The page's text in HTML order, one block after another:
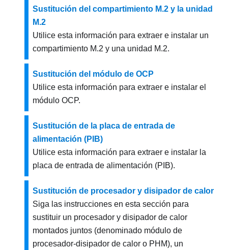
Sustitución del compartimiento M.2 y la unidad
M.2
Utilice esta información para extraer e instalar un
compartimiento M.2 y una unidad M.2.
Sustitución del módulo de OCP
Utilice esta información para extraer e instalar el
módulo OCP.
Sustitución de la placa de entrada de
alimentación (PIB)
Utilice esta información para extraer e instalar la
placa de entrada de alimentación (PIB).
Sustitución de procesador y disipador de calor
Siga las instrucciones en esta sección para
sustituir un procesador y disipador de calor
montados juntos (denominado módulo de
procesador-disipador de calor o PHM), un